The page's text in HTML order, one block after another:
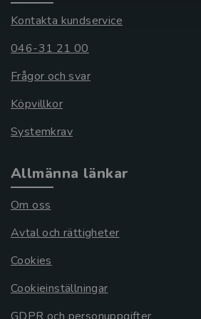
Kontakta kundservice
046-31 21 00
Frågor och svar
Köpvillkor
Systemkrav
Allmänna länkar
Om oss
Avtal och rättigheter
Cookies
Cookieinställningar